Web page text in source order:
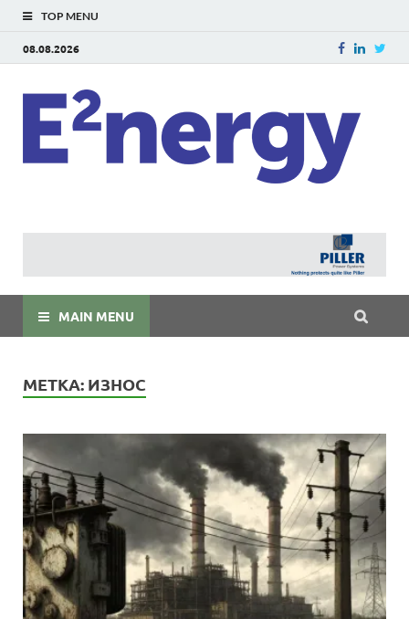
TOP MENU
08.08.2026
MAIN MENU
МЕТКА: ИЗНОС